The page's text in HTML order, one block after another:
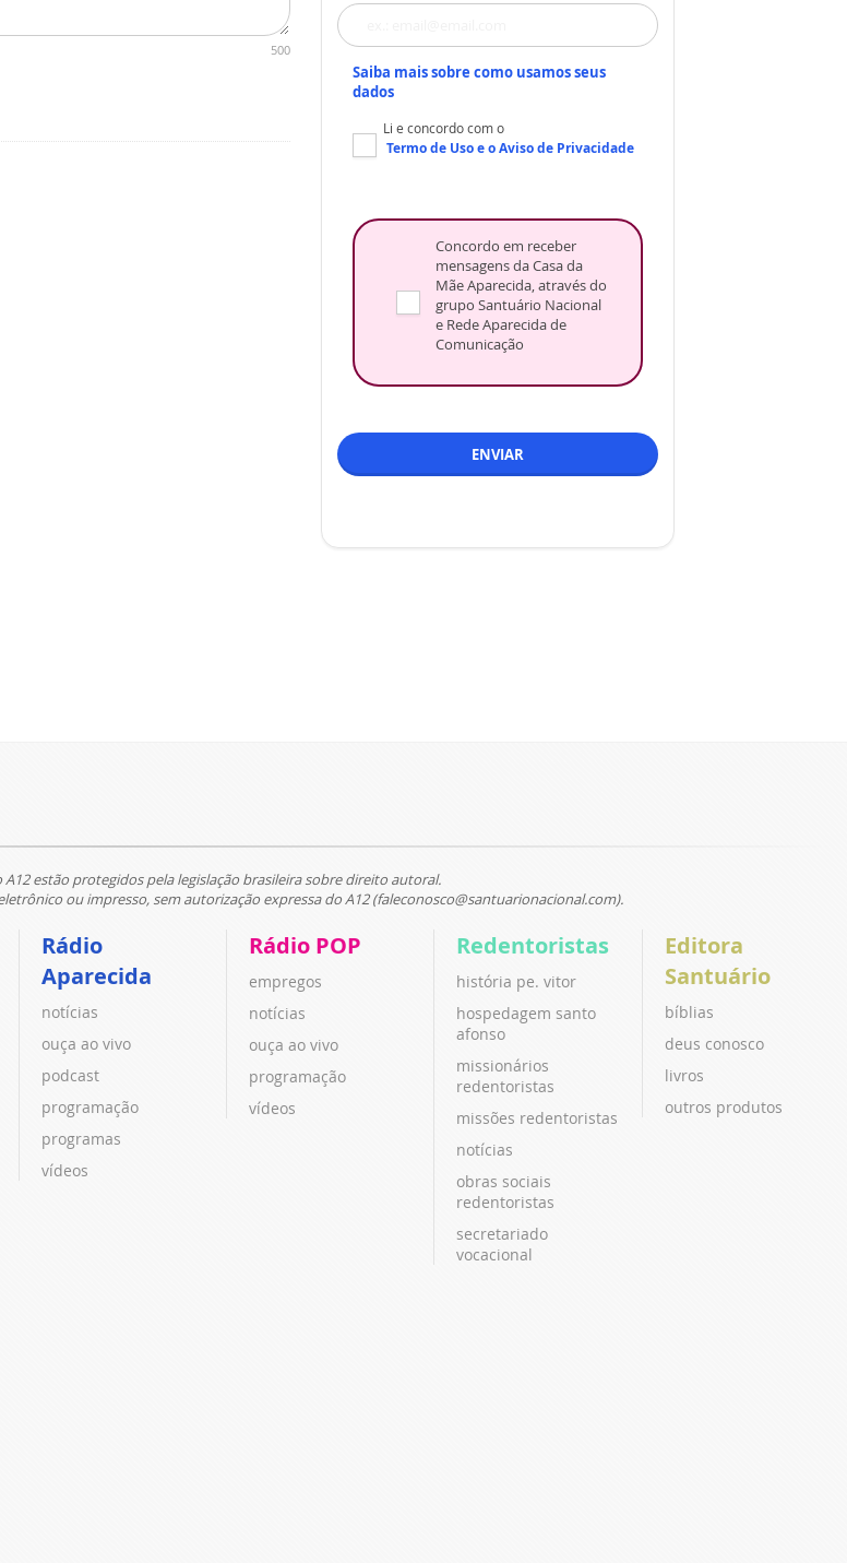
500
Saiba mais sobre como usamos seus
dados
Li e concordo com o
Termo de Usoe oAviso de Privacidade
Concordo em receber
mensagens da Casa da
Mãe Aparecida, através do
grupo Santuário Nacional
e Rede Aparecida de
Comunicação
ENVIAR
estão protegidos pela legislação brasileira sobre direito autoral.
ou impresso, sem autorização expressa do A12 (faleconosco@santuarionacional.com).
Rádio
Aparecida
notícias
ouça ao vivo
podcast
programação
programas
vídeos
Rádio POP
empregos
notícias
ouça ao vivo
programação
vídeos
Redentoristas
história pe. vitor
hospedagem santo
afonso
missionários
redentoristas
missões redentoristas
notícias
obras sociais
redentoristas
secretariado
vocacional
Editora
Santuário
bíblias
deus conosco
livros
outros produtos